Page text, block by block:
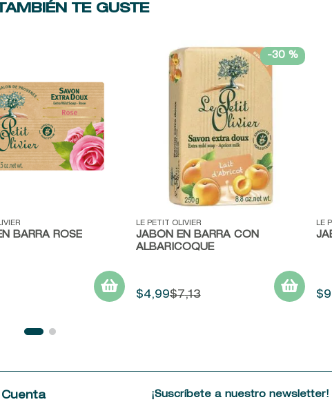
TE GUSTE
BARRA ROSE
-30 %
Vista rápida
LE PETIT OLIVIER
JABÓN EN BARRA CON
ALBARICOQUE
$4,99$7,13
LE
$9
Cuenta ¡Suscríbete a nuestro newsletter!